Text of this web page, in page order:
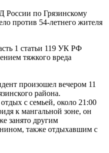
по Грязинскому
против 54-летнего жителя
1 статьи 119 УК РФ
тяжкого вреда
произошел вечером 11
района.
с семьей, около 21:00
к мангальной зоне, он
занято другим
также отдыхавшим с